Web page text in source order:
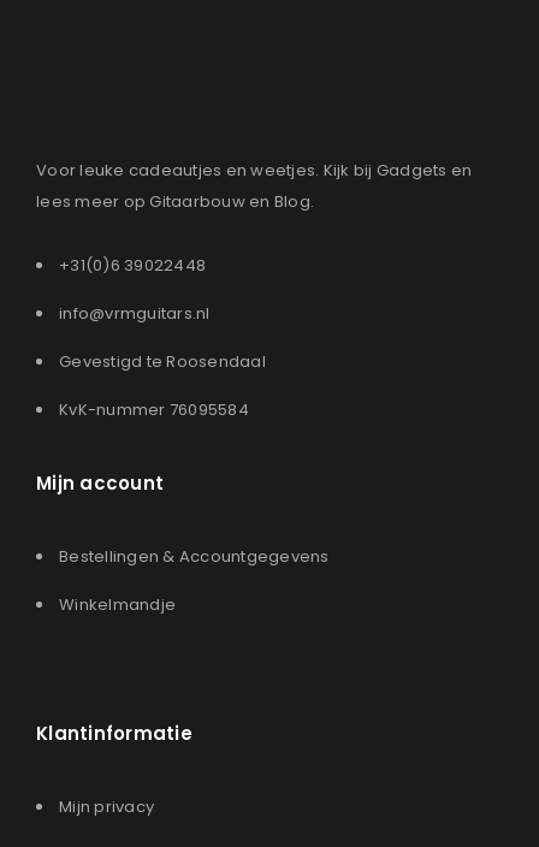
Voor leuke cadeautjes en weetjes. Kijk bij Gadgets en
lees meer op Gitaarbouw en Blog.
+31(0)6 39022448
info@vrmguitars.nl
Gevestigd te Roosendaal
KvK-nummer 76095584
Mijn account
Bestellingen & Accountgegevens
Winkelmandje
Klantinformatie
Mijn privacy